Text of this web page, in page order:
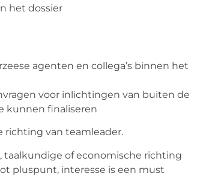
het dossier
agenten en collega’s binnen het
voor inlichtingen van buiten de
kunnen finaliseren
richting van teamleader.
taalkundige of economische richting
pluspunt, interesse is een must